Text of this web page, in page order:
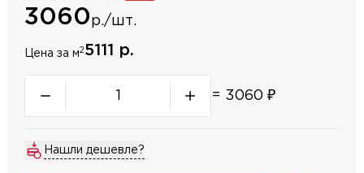
3060р./шт.
Цена за м2 5111 р.
= 3060 ₽
Нашли дешевле?